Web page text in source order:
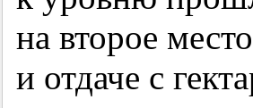
на второе
и отдаче с